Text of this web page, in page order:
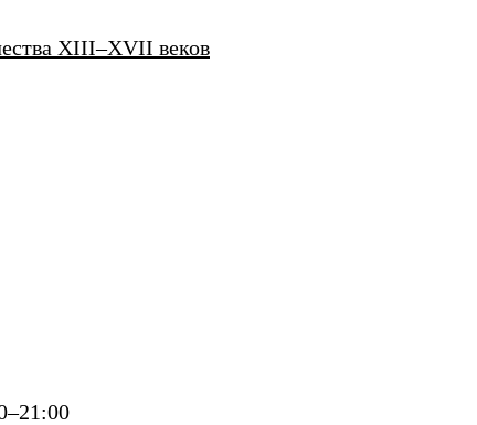
XIII–XVII веков